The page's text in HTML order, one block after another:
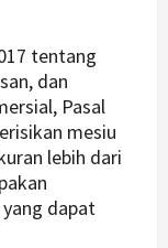
tentang
dan
Pasal
mesiu
lebih dari
dapat